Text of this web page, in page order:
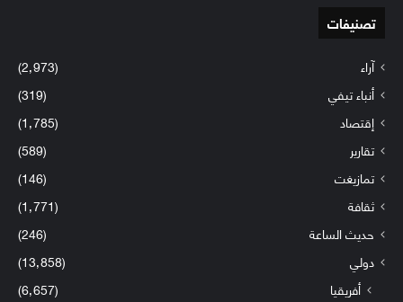
تصنيفات
آراء
(2٬973)
أنباء تيفي
(319)
إقتصاد
(1٬785)
تقارير
(589)
تمازيغت
(146)
ثقافة
(1٬771)
حديث الساعة
(246)
دولي
(13٬858)
أفريقيا
(6٬657)